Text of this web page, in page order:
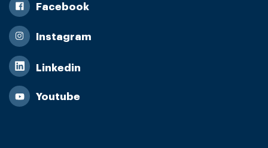
Facebook
Instagram
Linkedin
Youtube